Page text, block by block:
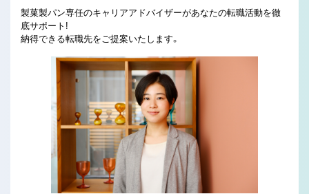
製菓製パン専任のキャリアアドバイザーがあなたの転職活動を徹
底サポート!
納得できる転職先をご提案いたします。